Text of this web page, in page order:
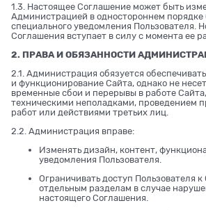
1.3. Настоящее Соглашение может быть
Администрацией в одностороннем порядке
специального уведомления Пользователя.
Соглашения вступает в силу с момента ее
2. ПРАВА И ОБЯЗАННОСТИ
2.1. Администрация обязуется
и функционирование Сайта, однако не
временные сбои и перерывы в работе
техническими неполадками, проведением
работ или действиями третьих лиц.
2.2. Администрация вправе:
Изменять дизайн, контент,
уведомления Пользователя.
Ограничивать доступ Пользователя к
отдельным разделам в случае
настоящего Соглашения.